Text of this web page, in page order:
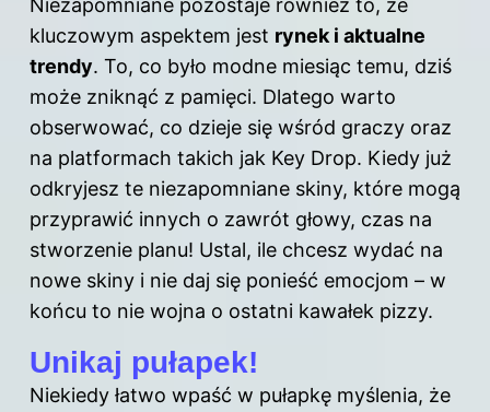
Niezapomniane pozostaje również to, że
kluczowym aspektem jest rynek i aktualne
trendy. To, co było modne miesiąc temu, dziś
może zniknąć z pamięci. Dlatego warto
obserwować, co dzieje się wśród graczy oraz
na platformach takich jak Key Drop. Kiedy już
odkryjesz te niezapomniane skiny, które mogą
przyprawić innych o zawrót głowy, czas na
stworzenie planu! Ustal, ile chcesz wydać na
nowe skiny i nie daj się ponieść emocjom – w
końcu to nie wojna o ostatni kawałek pizzy.
Unikaj pułapek!
Niekiedy łatwo wpaść w pułapkę myślenia, że